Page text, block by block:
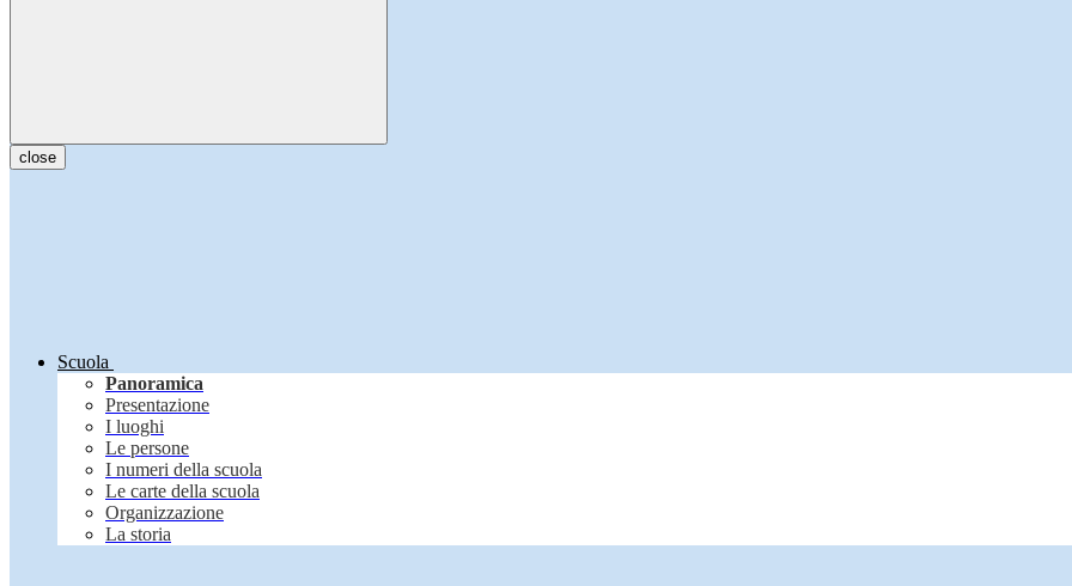
close
Scuola
Panoramica
Presentazione
I luoghi
Le persone
I numeri della scuola
Le carte della scuola
Organizzazione
La storia